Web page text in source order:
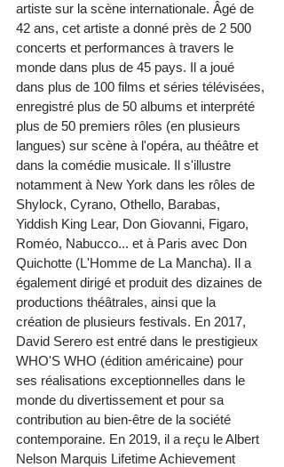
artiste sur la scène internationale. Âgé de
42 ans, cet artiste a donné près de 2 500
concerts et performances à travers le
monde dans plus de 45 pays. Il a joué
dans plus de 100 films et séries télévisées,
enregistré plus de 50 albums et interprété
plus de 50 premiers rôles (en plusieurs
langues) sur scène à l'opéra, au théâtre et
dans la comédie musicale. Il s'illustre
notamment à New York dans les rôles de
Shylock, Cyrano, Othello, Barabas,
Yiddish King Lear, Don Giovanni, Figaro,
Roméo, Nabucco... et à Paris avec Don
Quichotte (L'Homme de La Mancha). Il a
également dirigé et produit des dizaines de
productions théâtrales, ainsi que la
création de plusieurs festivals. En 2017,
David Serero est entré dans le prestigieux
WHO'S WHO (édition américaine) pour
ses réalisations exceptionnelles dans le
monde du divertissement et pour sa
contribution au bien-être de la société
contemporaine. En 2019, il a reçu le Albert
Nelson Marquis Lifetime Achievement